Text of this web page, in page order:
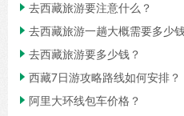
 去西藏旅游要注意什么？
 去西藏旅游一趟大概需要多少
 去西藏旅游要多少钱？
 西藏7日游攻略路线如何安排？
 阿里大环线包车价格？